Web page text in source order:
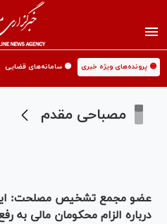
🟡 پرونده‌های ویژه خبری 🟡 سامانه‌های قضایی
مصباحی مقدم
عضو مجمع تشخیص مصلحت:
درباره الزام محکومان مالی به